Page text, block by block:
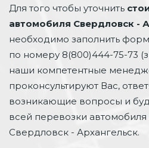
Для того чтобы уточнить
автомобиля Свердловск -
необходимо заполнить
по номеру 8(800)444-75-73
наши компетентные
проконсультируют Вас,
возникающие вопросы и
всей перевозки
Свердловск - Архангельск.